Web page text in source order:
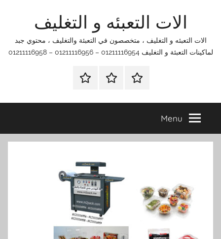
الات التعبئه و التغليف
الات التعبئه و التغليف ، متخصصون في التعبئة والتغليف ، محتوي جبد
لماكينات التعبئة و التغليف 01211116954 – 01211116956 – 01211116958
الرئيسيةاتصل
اتـصـل
في
التي
Menu